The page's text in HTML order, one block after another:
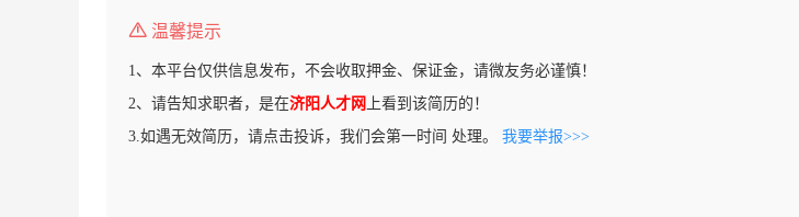
温馨提示
1、本平台仅供信息发布，不会收取押金、保证金，请微友务必谨慎！
2、请告知求职者，是在济阳人才网 上看到该简历的！
3.如遇无效简历，请点击投诉，我们会第一时间 处理。 我要举报>>>